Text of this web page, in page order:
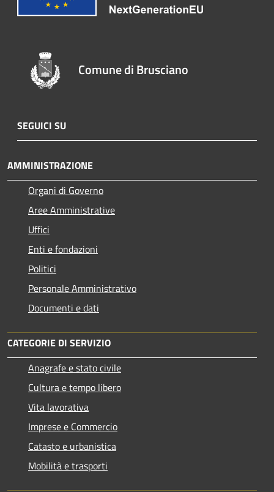
Comune di Brusciano
SEGUICI SU
AMMINISTRAZIONE
Organi di Governo
Aree Amministrative
Uffici
Enti e fondazioni
Politici
Personale Amministrativo
Documenti e dati
CATEGORIE DI SERVIZIO
Anagrafe e stato civile
Cultura e tempo libero
Vita lavorativa
Imprese e Commercio
Catasto e urbanistica
Mobilità e trasporti